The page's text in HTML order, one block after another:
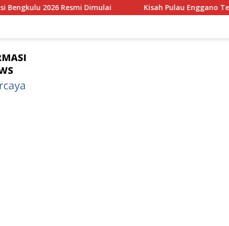
Kisah Pulau Enggano Tempat Pertemuan Tumbukan